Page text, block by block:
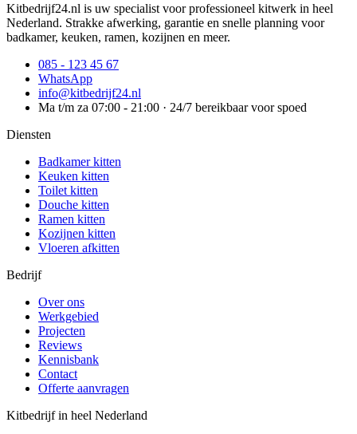
Kitbedrijf24.nl is uw specialist voor professioneel kitwerk in heel
Nederland. Strakke afwerking, garantie en snelle planning voor
badkamer, keuken, ramen, kozijnen en meer.
085 - 123 45 67
WhatsApp
info@kitbedrijf24.nl
Ma t/m za 07:00 - 21:00 · 24/7 bereikbaar voor spoed
Diensten
Badkamer kitten
Keuken kitten
Toilet kitten
Douche kitten
Ramen kitten
Kozijnen kitten
Vloeren afkitten
Bedrijf
Over ons
Werkgebied
Projecten
Reviews
Kennisbank
Contact
Offerte aanvragen
Kitbedrijf in heel Nederland